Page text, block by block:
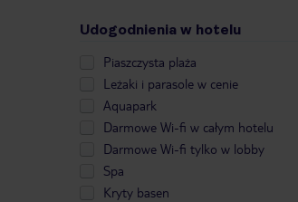
Udogodnienia w hotelu
Piaszczysta plaża
Leżaki i parasole w cenie
Aquapark
Darmowe Wi-fi w całym hotelu
Darmowe Wi-fi tylko w lobby
Spa
Kryty basen